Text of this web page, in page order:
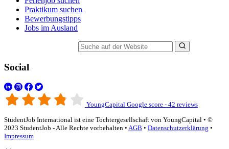
Praktikum suchen
Bewerbungstipps
Jobs im Ausland
Social
YoungCapital Google score - 42 reviews
StudentJob International ist eine Tochtergesellschaft von YoungCapital • ©
2023 StudentJob - Alle Rechte vorbehalten • AGB • Datenschutzerklärung •
Impressum